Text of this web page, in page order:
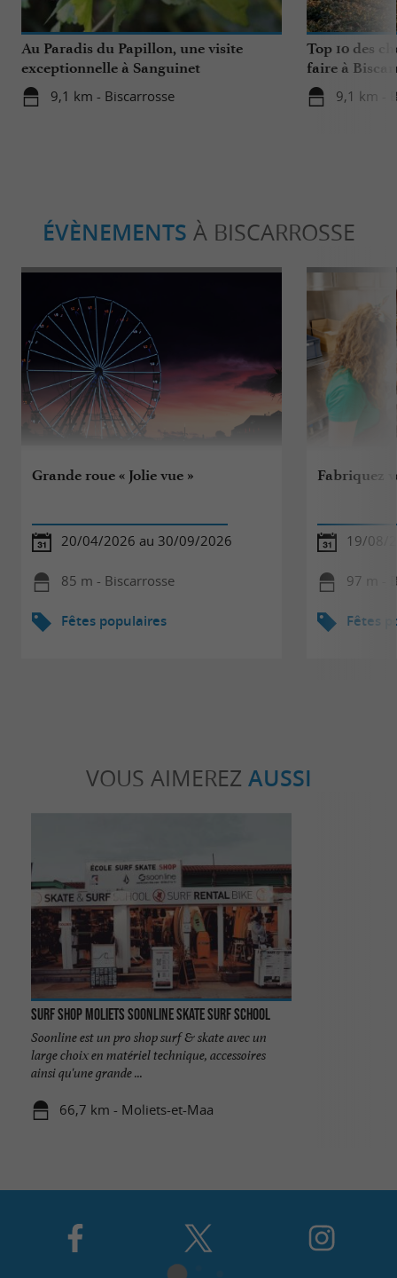
Au Paradis du Papillon, une visite
exceptionnelle à Sanguinet
9,1 km - Biscarrosse
Top 10 des
faire à
9,1 km -
ÉVÈNEMENTS À BISCARROSSE
Grande roue « Jolie vue »
20/04/2026 au 30/09/2026
85 m - Biscarrosse
Fêtes populaires
Fabriquez
19/08/
97 m -
Fêtes
VOUS AIMEREZ AUSSI
Surf Shop Moliets Soonline Skate Surf school
Soonline est un pro shop surf & skate avec un
large choix en matériel technique, accessoires
ainsi qu'une grande ...
66,7 km - Moliets-et-Maa